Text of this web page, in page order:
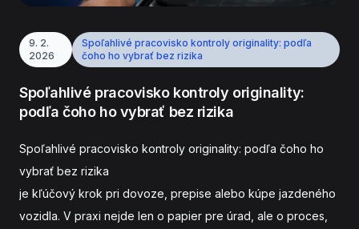
9. 2.
2026
Spoľahlivé pracovisko kontroly originality: podľa
čoho ho vybrať bez rizika
Spoľahlivé pracovisko kontroly originality:
podľa čoho ho vybrať bez rizika
Spoľahlivé pracovisko kontroly originality: podľa čoho ho
vybrať bez rizika
je kľúčový krok pri dovoze, prepise alebo kúpe jazdeného
vozidla. V praxi nejde len o papier pre úrad, ale o proces,